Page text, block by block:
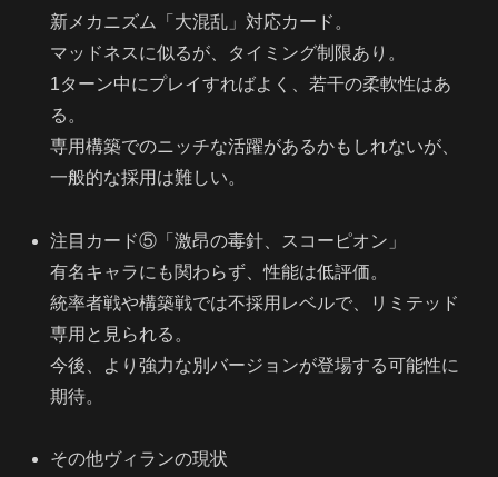
新メカニズム「大混乱」対応カード。
マッドネスに似るが、タイミング制限あり。
1ターン中にプレイすればよく、若干の柔軟性はあ
る。
専用構築でのニッチな活躍があるかもしれないが、
一般的な採用は難しい。
注目カード⑤「激昂の毒針、スコーピオン」
有名キャラにも関わらず、性能は低評価。
統率者戦や構築戦では不採用レベルで、リミテッド
専用と見られる。
今後、より強力な別バージョンが登場する可能性に
期待。
その他ヴィランの現状